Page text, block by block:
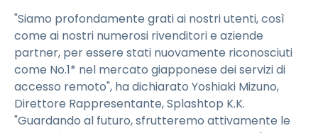
"Siamo profondamente grati ai nostri utenti, così
come ai nostri numerosi rivenditori e aziende
partner, per essere stati nuovamente riconosciuti
come No.1* nel mercato giapponese dei servizi di
accesso remoto", ha dichiarato Yoshiaki Mizuno,
Direttore Rappresentante, Splashtop K.K.
"Guardando al futuro, sfrutteremo attivamente le